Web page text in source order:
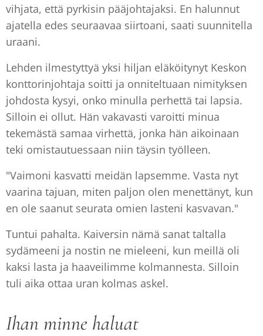
vihjata, että pyrkisin pääjohtajaksi. En halunnut
ajatella edes seuraavaa siirtoani, saati suunnitella
uraani.
Lehden ilmestyttyä yksi hiljan eläköitynyt Keskon
konttorinjohtaja soitti ja onniteltuaan nimityksen
johdosta kysyi, onko minulla perhettä tai lapsia.
Silloin ei ollut. Hän vakavasti varoitti minua
tekemästä samaa virhettä, jonka hän aikoinaan
teki omistautuessaan niin täysin työlleen.
"Vaimoni kasvatti meidän lapsemme. Vasta nyt
vaarina tajuan, miten paljon olen menettänyt, kun
en ole saanut seurata omien lasteni kasvavan."
Tuntui pahalta. Kaiversin nämä sanat taltalla
sydämeeni ja nostin ne mieleeni, kun meillä oli
kaksi lasta ja haaveilimme kolmannesta. Silloin
tuli aika ottaa uran kolmas askel.
Ihanminne haluat